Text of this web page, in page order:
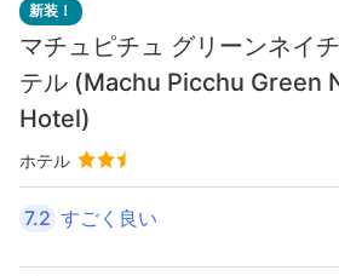
新装！
マチュピチュ グリーンネイ
テル (Machu Picchu Green
Hotel)
ホテル
7.2 すごく良い